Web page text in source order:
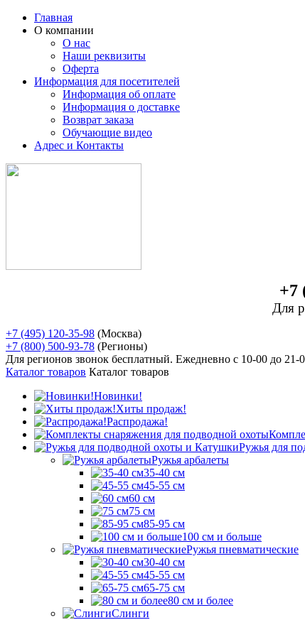
Главная
О компании
О нас
Наши реквизиты
Оферта
Информация для посетителей
Информация об оплате
Информация о доставке
Возврат заказа
Обучающие видео
Адрес и Контакты
+7
Для
+7 (495) 120-35-98 (Москва)
+7 (800) 500-93-78 (Регионы)
Для регионов звонок бесплатный. Ежедневно с 10-00 до
Каталог товаров Каталог товаров
Новинки!
Хиты продаж!
Распродажа!
Ружья для
Ружья арбалеты
35-40 см
45-55 см
60 см
75 см
85-95 см
100 см и больше
Ружья пневматические
30-40 см
45-55 см
65-75 см
80 см и более
Слинги